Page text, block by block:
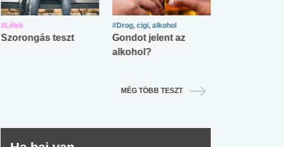
#Lélek
Szorongás teszt
#Drog, cigi, alkohol
Gondot jelent az
alkohol?
MÉG TÖBB TESZT